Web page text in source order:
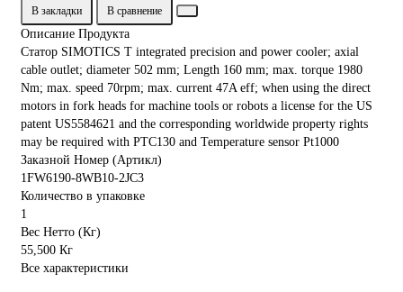
В закладки В сравнение
Описание Продукта
Статор SIMOTICS T integrated precision and power cooler; axial
cable outlet; diameter 502 mm; Length 160 mm; max. torque 1980
Nm; max. speed 70rpm; max. current 47A eff; when using the direct
motors in fork heads for machine tools or robots a license for the US
patent US5584621 and the corresponding worldwide property rights
may be required with PTC130 and Temperature sensor Pt1000
Заказной Номер (Артикл)
1FW6190-8WB10-2JC3
Количество в упаковке
1
Вес Нетто (Кг)
55,500 Кг
Все характеристики